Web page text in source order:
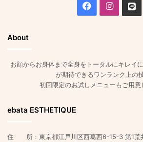
Facebook
About
お顔からお身体まで全身をトータルにキレイ
が期待できるワンランク上の
初回限定のお試しメニューもご用意
ebata ESTHETIQUE
住 所：東京都江戸川区西葛西6-15-3 第1荒